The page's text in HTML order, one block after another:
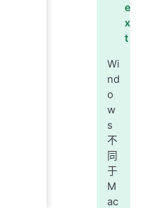
e
x
t
Wi
nd
o
w
s
不
同
于
M
ac